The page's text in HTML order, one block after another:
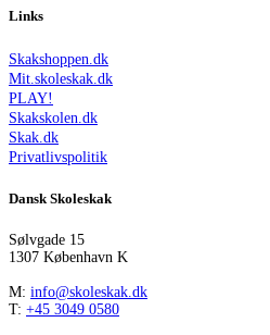
Links
Skakshoppen.dk
Mit.skoleskak.dk
PLAY!
Skakskolen.dk
Skak.dk
Privatlivspolitik
Dansk Skoleskak
Sølvgade 15
1307 København K
M: info@skoleskak.dk
T: +45 3049 0580